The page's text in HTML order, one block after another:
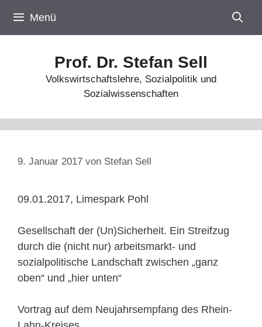
Inhalt
springen
Menü
Prof. Dr. Stefan Sell
Volkswirtschaftslehre, Sozialpolitik und
Sozialwissenschaften
9. Januar 2017 von Stefan Sell
09.01.2017, Limespark Pohl
Gesellschaft der (Un)Sicherheit. Ein Streifzug
durch die (nicht nur) arbeitsmarkt- und
sozialpolitische Landschaft zwischen „ganz
oben“ und „hier unten“
Vortrag auf dem Neujahrsempfang des Rhein-